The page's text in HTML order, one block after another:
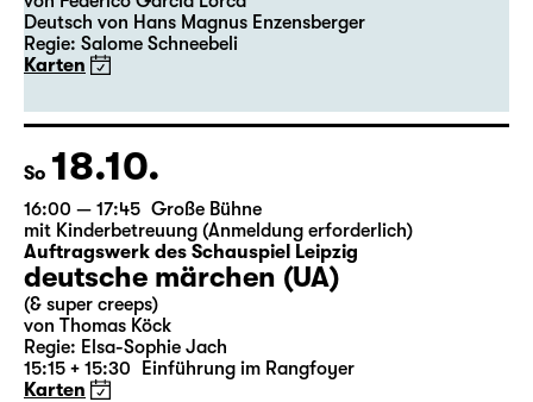
Deutsch von Hans Magnus Enzensberger
Regie: Salome Schneebeli
Karten
So 18.10.
16:00 — 17:45 Große Bühne
mit Kinderbetreuung (Anmeldung erforderlich)
Auftragswerk des Schauspiel Leipzig
deutsche märchen (UA)
(& super creeps)
von Thomas Köck
Regie: Elsa-Sophie Jach
15:15 + 15:30
Einführung im Rangfoyer
Karten